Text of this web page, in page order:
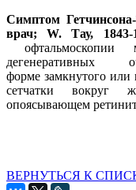
Симптом
врач; W. Тау,
офтальмоскопии
дегенеративных
форме замкнутого или
сетчатки вокруг
опоясывающем
ВЕРНУТЬСЯ К